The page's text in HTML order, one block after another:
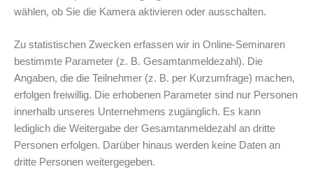
wählen, ob Sie die Kamera aktivieren oder ausschalten.
Zu statistischen Zwecken erfassen wir in Online-Seminaren
bestimmte Parameter (z. B. Gesamtanmeldezahl). Die
Angaben, die die Teilnehmer (z. B. per Kurzumfrage) machen,
erfolgen freiwillig. Die erhobenen Parameter sind nur Personen
innerhalb unseres Unternehmens zugänglich. Es kann
lediglich die Weitergabe der Gesamtanmeldezahl an dritte
Personen erfolgen. Darüber hinaus werden keine Daten an
dritte Personen weitergegeben.